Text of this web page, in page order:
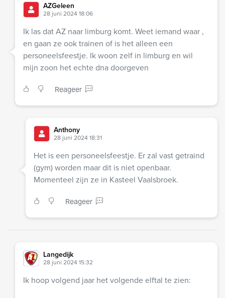
AZGeleen
28 juni 2024 18:06
Ik las dat AZ naar limburg komt. Weet iemand waar ,
en gaan ze ook trainen of is het alleen een
personeelsfeestje. Ik woon zelf in limburg en wil
mijn zoon het echte dna doorgeven
Reageer
Anthony
28 juni 2024 18:31
Het is een personeelsfeestje. Er zal vast getraind
(gym) worden maar dit is niet openbaar.
Momenteel zijn ze in Kasteel Vaalsbroek.
Reageer
Langedijk
28 juni 2024 15:32
Ik hoop volgend jaar het volgende elftal te zien: